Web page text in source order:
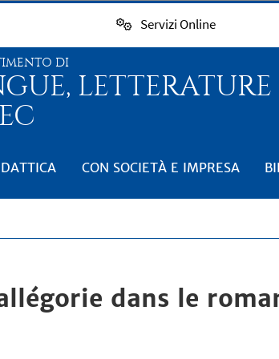
Servizi Online
DI
CON SOCIETÀ E IMPRESA
dans le